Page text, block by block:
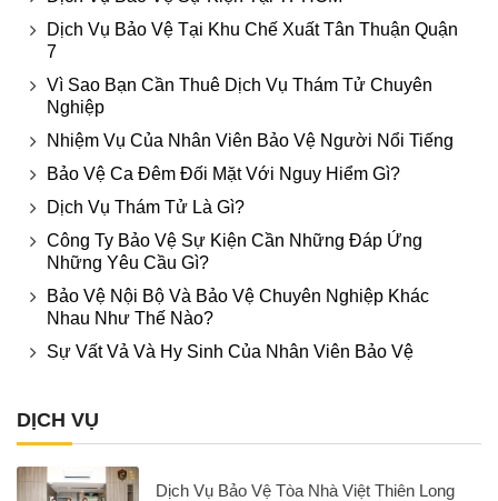
Dịch Vụ Bảo Vệ Tại Khu Chế Xuất Tân Thuận Quận
7
Vì Sao Bạn Cần Thuê Dịch Vụ Thám Tử Chuyên
Nghiệp
Nhiệm Vụ Của Nhân Viên Bảo Vệ Người Nổi Tiếng
Bảo Vệ Ca Đêm Đối Mặt Với Nguy Hiểm Gì?
Dịch Vụ Thám Tử Là Gì?
Công Ty Bảo Vệ Sự Kiện Cần Những Đáp Ứng
Những Yêu Cầu Gì?
Bảo Vệ Nội Bộ Và Bảo Vệ Chuyên Nghiệp Khác
Nhau Như Thế Nào?
Sự Vất Vả Và Hy Sinh Của Nhân Viên Bảo Vệ
DỊCH VỤ
Dịch Vụ Bảo Vệ Tòa Nhà Việt Thiên Long